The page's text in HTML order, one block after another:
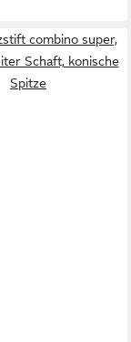
combino super,
Schaft, konische
Spitze